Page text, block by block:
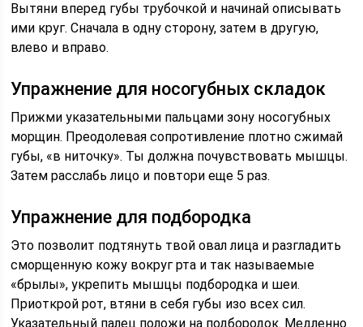
Вытяни вперед губы трубочкой и начинай описывать
ими круг. Сначала в одну сторону, затем в другую,
влево и вправо.
Упражнение для носогубных складок
Прижми указательными пальцами зону носогубных
морщин. Преодолевая сопротивление плотно сжимай
губы, «в ниточку». Ты должна почувствовать мышцы.
Затем расслабь лицо и повтори еще 5 раз.
Упражнение для подбородка
Это позволит подтянуть твой овал лица и разгладить
сморщенную кожу вокруг рта и так называемые
«брылы», укрепить мышцы подбородка и шеи.
Приоткрой рот, втяни в себя губы изо всех сил.
Указательный палец положи на подбородок. Медленно